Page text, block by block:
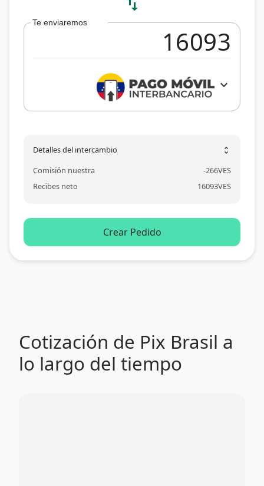
Te enviaremos
expand_more
Detalles del intercambio unfold_more
Comisión nuestra -266VES
Recibes neto
16093VES
Crear Pedido
Cotización de Pix Brasil a
lo largo del tiempo